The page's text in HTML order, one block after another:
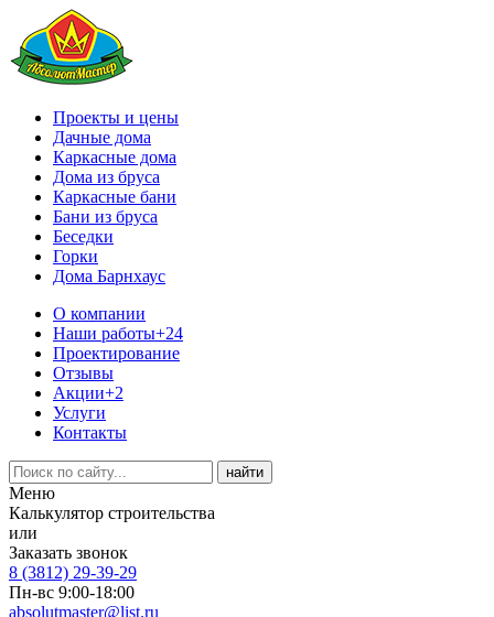
Проекты и цены
Дачные дома
Каркасные дома
Дома из бруса
Каркасные бани
Бани из бруса
Беседки
Горки
Дома Барнхаус
О компании
Наши работы+24
Проектирование
Отзывы
Акции+2
Услуги
Контакты
Меню
Калькулятор строительства
или
Заказать звонок
8 (3812) 29-39-29
Пн-вс 9:00-18:00
absolutmaster@list.ru